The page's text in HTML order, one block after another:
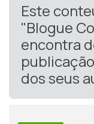
Este
"Blogue
encontra
dos seus